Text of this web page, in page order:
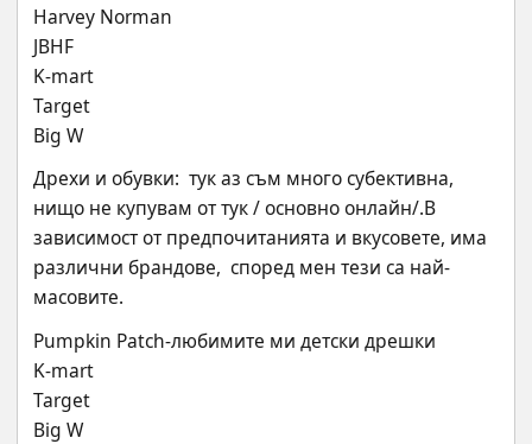
Harvey Norman
JBHF
K-mart
Target
Big W
Дрехи и обувки:  тук аз съм много субективна,
нищо не купувам от тук / основно онлайн/.В
зависимост от предпочитанията и вкусовете, има
различни брандове,  според мен тези са най-
масовите.
Pumpkin Patch-любимите ми детски дрешки
K-mart
Target
Big W